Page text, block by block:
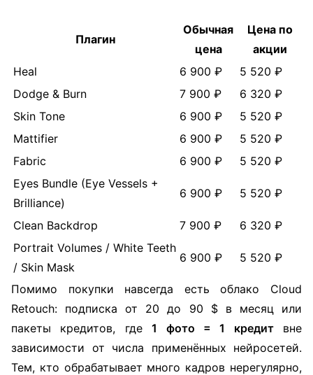
Плагин
Обычная
цена
Цена по
акции
Heal
6 900 ₽
5 520 ₽
Dodge & Burn
7 900 ₽
6 320 ₽
Skin Tone
6 900 ₽
5 520 ₽
Mattifier
6 900 ₽
5 520 ₽
Fabric
6 900 ₽
5 520 ₽
Eyes Bundle (Eye Vessels +
Brilliance)
6 900 ₽ 5 520 ₽
Clean Backdrop 7 900 ₽
6 320 ₽
Portrait Volumes / White Teeth
/ Skin Mask
6 900 ₽ 5 520 ₽
Помимо покупки навсегда есть облако Cloud
Retouch: подписка от 20 до 90 $ в месяц или
пакеты кредитов, где1 фото = 1 кредитвне
зависимости от числа применённых нейросетей.
Тем, кто обрабатывает много кадров нерегулярно,